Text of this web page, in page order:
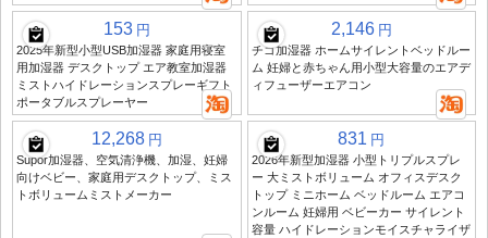
153 円
2025年新型小型USB加湿器 家庭用寝室
用加湿器 デスクトップ エア教室加湿器
ミストハイドレーションスプレーギフト
ポータブルスプレーヤー
2,146 円
チゴ加湿器 ホームサイレントベッドルー
ム 妊婦と赤ちゃん用小型大容量のエアデ
ィフューザーエアコン
12,268 円
Supor加湿器、空気清浄機、加湿、妊婦
向けベビー、家庭用デスクトップ、ミス
トボリュームミストメーカー
831 円
2026年新型加湿器 小型トリプルスプレ
ー 大ミストボリューム オフィスデスク
トップ ミニホーム ベッドルーム エアコ
ンルーム 妊婦用 ベビーカー サイレント
容量 ハイドレーションモイスチャライザ